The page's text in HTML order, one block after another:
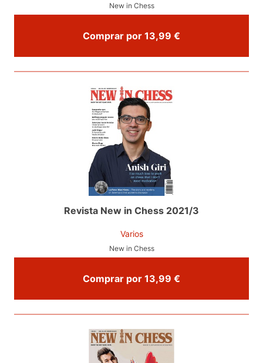
New in Chess
Comprar por 13,99 €
Revista New in Chess 2021/3
Varios
New in Chess
Comprar por 13,99 €